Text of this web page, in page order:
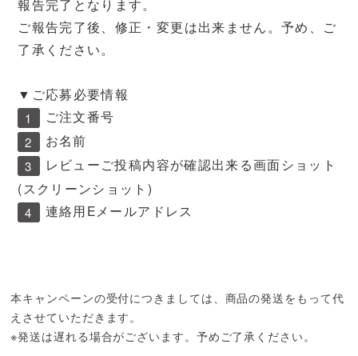
報告完了となります。
ご報告完了後、修正・変更は出来ません。予め、ご
了承ください。
▼ご応募必要情報
1 ご注文番号
2 お名前
3
レビューご投稿内容が確認出来る画面ショット
(スクリーンショット)
4 連絡用Eメールアドレス
本キャンペーンの受付につきましては、商品の発送をもって代
えさせていただきます。
※発送は遅れる場合がございます。予めご了承ください。